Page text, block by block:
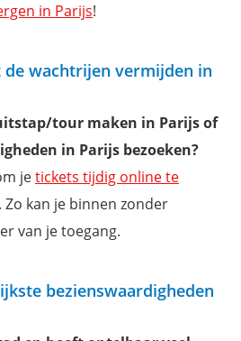
in Parijs!
de wachtrijen vermijden in
tour maken in Parijs of
in Parijs bezoeken?
jetickets tijdig online te
. Zo kan je binnen zonder
van je toegang.
bezienswaardigheden